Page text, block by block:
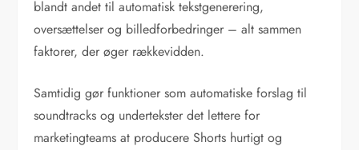
blandt andet til automatisk tekstgenerering,
oversættelser og billedforbedringer – alt sammen
faktorer, der øger rækkevidden.
Samtidig gør funktioner som automatiske forslag til
soundtracks og undertekster det lettere for
marketingteams at producere Shorts hurtigt og